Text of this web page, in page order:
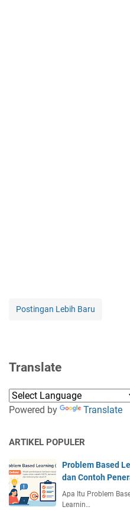
Postingan Lebih Baru
Translate
Powered by Translate
ARTIKEL POPULER
Problem Based
dan Contoh
Apa Itu Problem
Learnin…